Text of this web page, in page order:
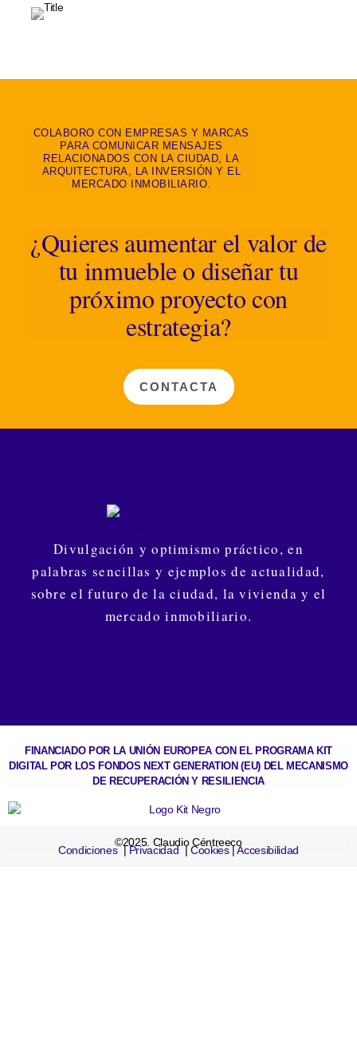
COLABORO CON EMPRESAS Y MARCAS
PARA COMUNICAR MENSAJES
RELACIONADOS CON LA CIUDAD, LA
ARQUITECTURA, LA INVERSIÓN Y EL
MERCADO INMOBILIARIO.
¿Quieres aumentar el valor de
tu inmueble o diseñar tu
próximo proyecto con
estrategia?
CONTACTA
Divulgación y optimismo práctico, en
palabras sencillas y ejemplos de actualidad,
sobre el futuro de la ciudad, la vivienda y el
mercado inmobiliario.
FINANCIADO POR LA UNIÓN EUROPEA CON EL PROGRAMA KIT
DIGITAL POR LOS FONDOS NEXT GENERATION (EU) DEL MECANISMO
DE RECUPERACIÓN Y RESILIENCIA
©2025. Claudio Céntreeco
Condiciones|Privacidad|Cookies|Accesibilidad